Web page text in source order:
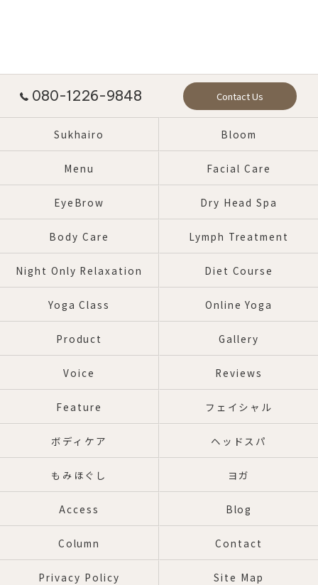
080-1226-9848 Contact Us
Sukhairo Bloom
Menu Facial Care
EyeBrow Dry Head Spa
Body Care Lymph Treatment
Night Only Relaxation Diet Course
Yoga Class Online Yoga
Product Gallery
Voice Reviews
Feature フェイシャル
ボディケア ヘッドスパ
もみほぐし ヨガ
Access Blog
Column Contact
Privacy Policy Site Map